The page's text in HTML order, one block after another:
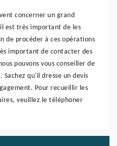
concerner un grand
est très important de les
de procéder à ces opérations
important de contacter des
pouvons vous conseiller de
Sachez qu'il dresse un devis
Pour recueillir les
veuillez le téléphoner